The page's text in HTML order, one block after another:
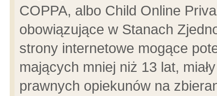
COPPA, albo Child Online
obowiązujące w Stanach
strony internetowe mogące
mających mniej niż 13 lat,
prawnych opiekunów na